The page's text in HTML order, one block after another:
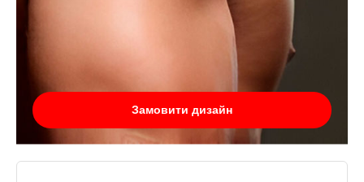
Замовити дизайн